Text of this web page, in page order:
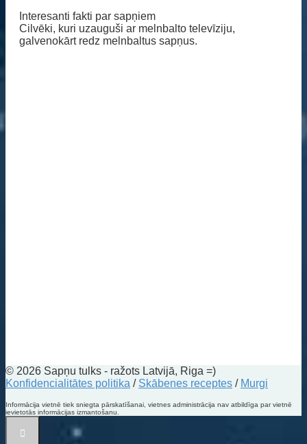
Interesanti fakti par sapņiem
Cilvēki, kuri uzauguši ar melnbalto televīziju,
galvenokārt redz melnbaltus sapņus.
© 2026 Sapņu tulks - ražots Latvijā, Riga =)
Konfidencialitātes politika / Skābenes receptes / Murgi
Informācija vietnē tiek sniegta pārskatīšanai, vietnes administrācija nav atbildīga par vietnē
ievietotās informācijas izmantošanu.